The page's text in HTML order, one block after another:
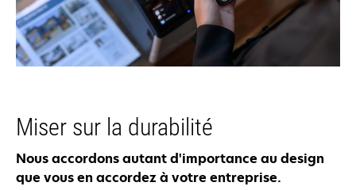
Miser sur la durabilité
Nous accordons autant d'importance au design
que vous en accordez à votre entreprise.